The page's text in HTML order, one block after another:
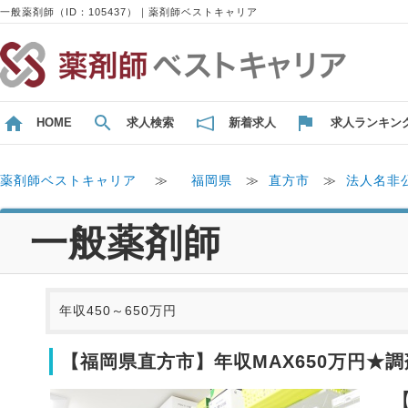
一般薬剤師（ID：105437）｜薬剤師ベストキャリア
HOME 求人検索 新着求人 求人ランキン
薬剤師ベストキャリア ≫ 福岡県 ≫ 直方市 ≫ 法人名非
一般薬剤師
年収450～650万円
【福岡県直方市】年収MAX650万円★